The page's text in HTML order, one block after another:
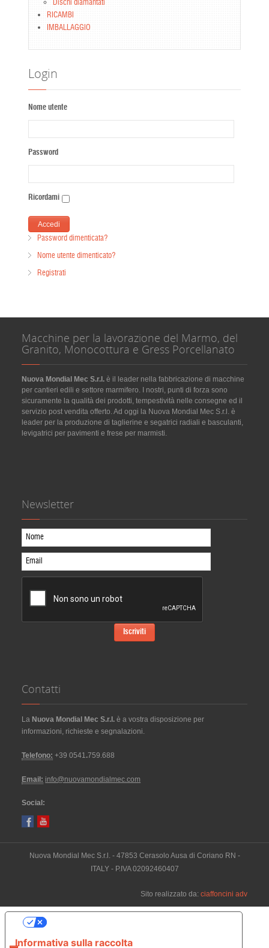
Dischi diamantati
RICAMBI
IMBALLAGGIO
Login
Nome utente
Password
Ricordami
Password dimenticata?
Nome utente dimenticato?
Registrati
Macchine per la lavorazione del Marmo, del
Granito, Monocottura e Gress Porcellanato
Nuova Mondial Mec S.r.l. è il leader nella fabbricazione di macchine
per cantieri edili e settore marmifero. I nostri, punti di forza sono
sicuramente la qualità dei prodotti, tempestività nelle consegne ed il
servizio post vendita offerto. Ad oggi la Nuova Mondial Mec S.r.l. è
leader per la produzione di taglierine e segatrici radiali e basculanti,
levigatrici per pavimenti e frese per marmisti.
Newsletter
Contatti
La Nuova Mondial Mec S.r.l. è a vostra disposizione per
informazioni, richieste e segnalazioni.
Telefono: +39 0541.759.688
Email: info@nuovamondialmec.com
Social:
Nuova Mondial Mec S.r.l. - 47853 Cerasolo Ausa di Coriano RN -
ITALY - P.IVA 02092460407
Sito realizzato da: ciaffoncini adv
Informativa sulla raccolta
Le tue preferenze relative alla privacy